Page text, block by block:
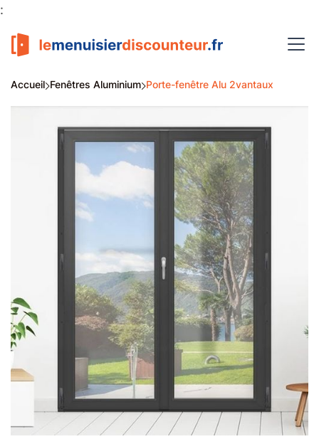
:
Accueil Fenêtres Aluminium Porte-fenêtre Alu 2vantaux